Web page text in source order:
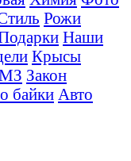
Рожи
Наши
Крысы
Закон
байки Авто